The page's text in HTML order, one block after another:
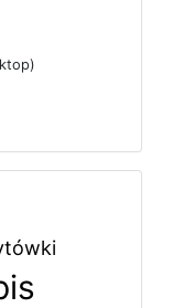
ktop)